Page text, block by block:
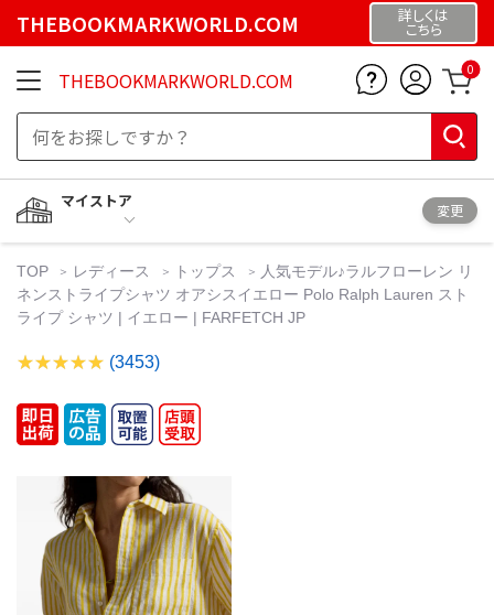
THEBOOKMARKWORLD.COM 詳しくは
こちら
THEBOOKMARKWORLD.COM 0
マイストア
変更
TOP レディース トップス
人気モデル♪ラルフローレン リ
ネンストライプシャツ オアシスイエロー Polo Ralph Lauren スト
ライプ シャツ | イエロー | FARFETCH JP
(3453)